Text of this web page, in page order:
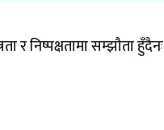
र निष्पक्षतामा सम्झौता हुँदैनः